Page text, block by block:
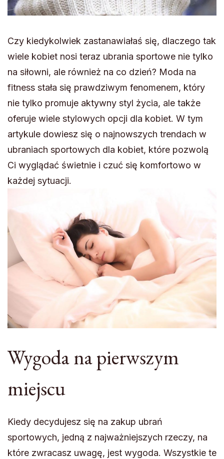
Czy kiedykolwiek zastanawiałaś się, dlaczego tak
wiele kobiet nosi teraz ubrania sportowe nie tylko
na siłowni, ale również na co dzień? Moda na
fitness stała się prawdziwym fenomenem, który
nie tylko promuje aktywny styl życia, ale także
oferuje wiele stylowych opcji dla kobiet. W tym
artykule dowiesz się o najnowszych trendach w
ubraniach sportowych dla kobiet, które pozwolą
Ci wyglądać świetnie i czuć się komfortowo w
każdej sytuacji.
Wygoda na pierwszym
miejscu
Kiedy decydujesz się na zakup ubrań
sportowych, jedną z najważniejszych rzeczy, na
które zwracasz uwagę, jest wygoda. Wszystkie te